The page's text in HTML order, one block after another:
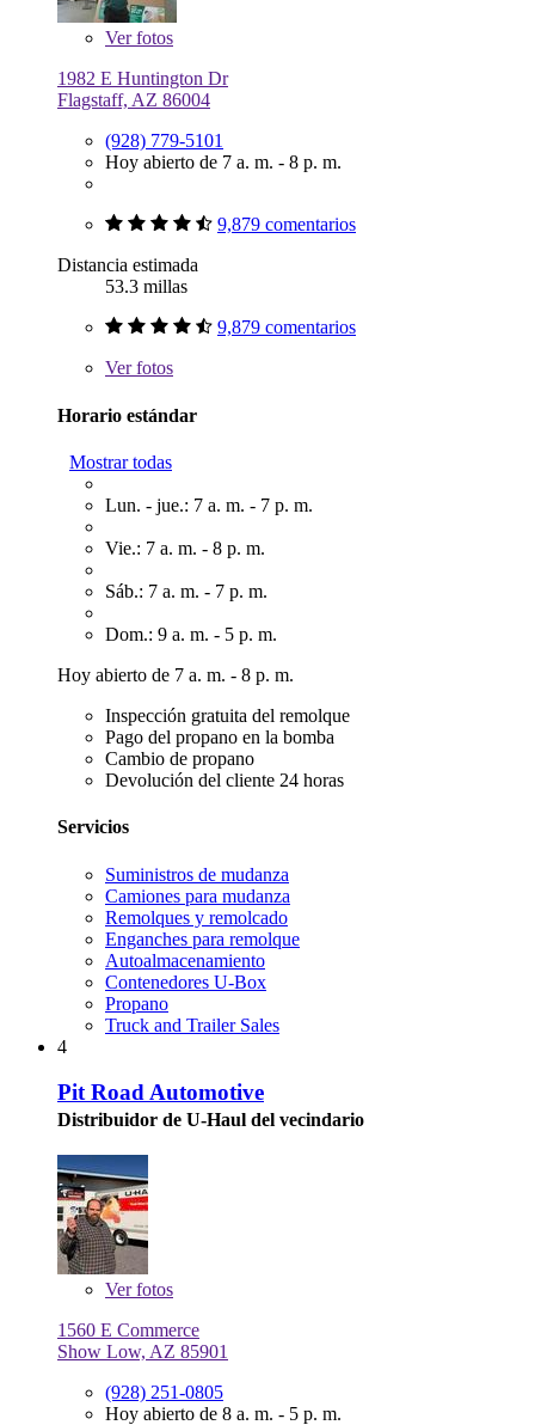
Verfotos
1982 E Huntington Dr
Flagstaff, AZ 86004
(928) 779-5101
Hoy abierto de 7 a. m. - 8 p. m.
9,879 comentarios
Distancia estimada
53.3 millas
9,879 comentarios
Verfotos
Horario estándar
Mostrar todas
Lun. - jue.: 7 a. m. - 7 p. m.
Vie.: 7 a. m. - 8 p. m.
Sáb.: 7 a. m. - 7 p. m.
Dom.: 9 a. m. - 5 p. m.
Hoy abierto de 7 a. m. - 8 p. m.
Inspección gratuita del remolque
Pago del propano en la bomba
Cambio de propano
Devolución del cliente 24 horas
Servicios
Suministros de mudanza
Camiones para mudanza
Remolques y remolcado
Enganches para remolque
Autoalmacenamiento
Contenedores U-Box
Propano
Truck and Trailer Sales
4
Pit Road Automotive
Distribuidor de U-Haul del vecindario
Verfotos
1560 E Commerce
Show Low, AZ 85901
(928) 251-0805
Hoy abierto de 8 a. m. - 5 p. m.